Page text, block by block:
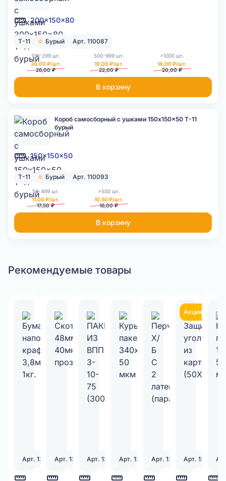
200x150x80
Т-11 Бурый Арт. 110087
100-299 шт.
20,00 ₽/шт.
26,00 ₽
500-999 шт.
19,00 ₽/шт.
22,00 ₽
>1000 шт.
18,00 ₽/шт.
20,00 ₽
В корзину
150x150x50
Короб самосборный с ушками 150x150x50 Т-11
бурый
Т-11 Бурый Арт. 110093
50-499 шт.
11,00 ₽/шт.
17,50 ₽
>500 шт.
10,50 ₽/шт.
16,00 ₽
В корзину
Рекомендуемые товары
Арт. 130333Арт. 130328Арт. 131251Арт. 131398Арт. 130339
Акция
Арт. 130338